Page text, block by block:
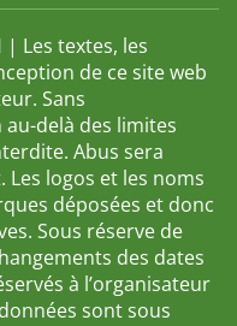
| Les textes, les
de ce site web
Sans
delà des limites
Abus sera
logos et les noms
déposées et donc
Sous réserve de
des dates
à l’organisateur
sont sous